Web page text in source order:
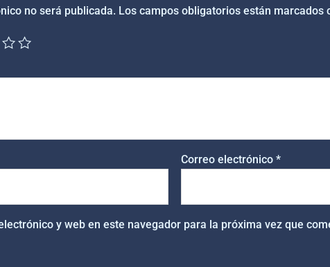
no será publicada. Los campos obligatorios están marcados
Correo electrónico*
y web en este navegador para la próxima vez que